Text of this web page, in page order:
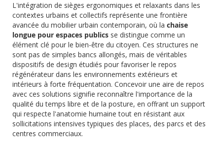
L'intégration de sièges ergonomiques et relaxants dans les
contextes urbains et collectifs représente une frontière
avancée du mobilier urbain contemporain, où la chaise
longue pour espaces publics se distingue comme un
élément clé pour le bien-être du citoyen. Ces structures ne
sont pas de simples bancs allongés, mais de véritables
dispositifs de design étudiés pour favoriser le repos
régénérateur dans les environnements extérieurs et
intérieurs à forte fréquentation. Concevoir une aire de repos
avec ces solutions signifie reconnaître l'importance de la
qualité du temps libre et de la posture, en offrant un support
qui respecte l'anatomie humaine tout en résistant aux
sollicitations intensives typiques des places, des parcs et des
centres commerciaux.